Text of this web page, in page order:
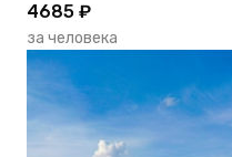
4685 ₽
за человека